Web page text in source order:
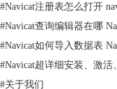
#Navicat注册表怎么打开
#Navicat查询编辑器在哪
#Navicat如何导入数据表
#Navicat超详细安装、激活
#关于我们